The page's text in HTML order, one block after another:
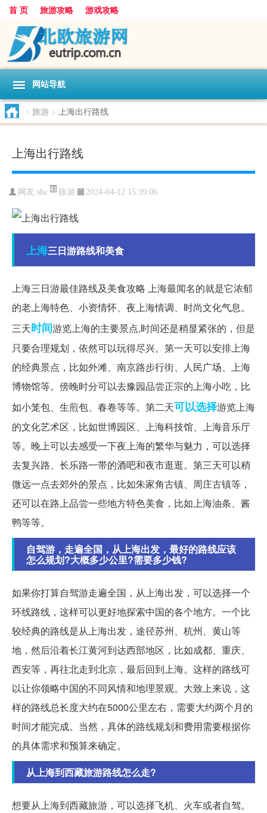
首 页 旅游攻略 游戏攻略
网站导航
> 旅游 > 上海出行路线
上海出行路线
网友:shc 旅游 2024-04-12 15:39:06
上海三日游路线和美食
上海三日游最佳路线及美食攻略 上海最闻名的就是它浓郁
的老上海特色、小资情怀、夜上海情调、时尚文化气息。
三天时间游览上海的主要景点,时间还是稍显紧张的，但是
只要合理规划，依然可以玩得尽兴。第一天可以安排上海
的经典景点，比如外滩、南京路步行街、人民广场、上海
博物馆等。傍晚时分可以去豫园品尝正宗的上海小吃，比
如小笼包、生煎包、春卷等等。第二天可以选择游览上海
的文化艺术区，比如世博园区、上海科技馆、上海音乐厅
等。晚上可以去感受一下夜上海的繁华与魅力，可以选择
去复兴路、长乐路一带的酒吧和夜市逛逛。第三天可以稍
微远一点去郊外的景点，比如朱家角古镇、周庄古镇等，
还可以在路上品尝一些地方特色美食，比如上海油条、酱
鸭等等。
自驾游，走遍全国，从上海出发，最好的路线应该
怎么规划?大概多少公里?需要多少钱?
如果你打算自驾游走遍全国，从上海出发，可以选择一个
环线路线，这样可以更好地探索中国的各个地方。一个比
较经典的路线是从上海出发，途径苏州、杭州、黄山等
地，然后沿着长江黄河到达西部地区，比如成都、重庆、
西安等，再往北走到北京，最后回到上海。这样的路线可
以让你领略中国的不同风情和地理景观。大致上来说，这
样的路线总长度大约在5000公里左右，需要大约两个月的
时间才能完成。当然，具体的路线规划和费用需要根据你
的具体需求和预算来确定。
从上海到西藏旅游路线怎么走?
想要从上海到西藏旅游，可以选择飞机、火车或者自驾。